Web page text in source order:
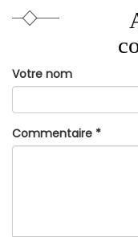
Votre nom
Commentaire *